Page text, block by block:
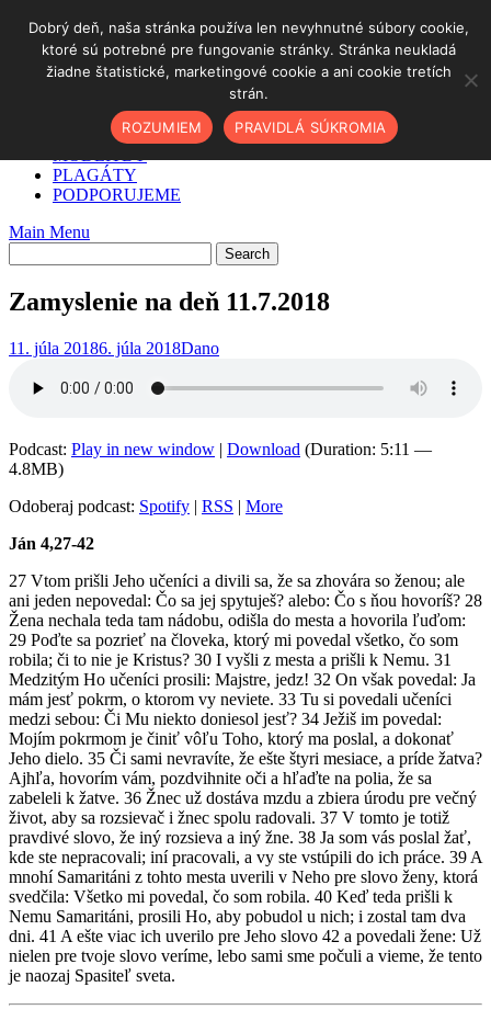
contentDOMOV
✓ AKO NA TO
PODCAST
PLAGÁTY
PODPORUJEME
Main Menu
Zamyslenie na deň 11.7.2018
11. júla 20186. júla 2018Dano
Podcast: Play in new window | Download (Duration: 5:11 —
4.8MB)
Odoberaj podcast: Spotify | RSS | More
Ján 4,27-42
27 Vtom prišli Jeho učeníci a divili sa, že sa zhovára so ženou; ale
ani jeden nepovedal: Čo sa jej spytuješ? alebo: Čo s ňou hovoríš? 28
Žena nechala teda tam nádobu, odišla do mesta a hovorila ľuďom:
29 Poďte sa pozrieť na človeka, ktorý mi povedal všetko, čo som
robila; či to nie je Kristus? 30 I vyšli z mesta a prišli k Nemu. 31
Medzitým Ho učeníci prosili: Majstre, jedz! 32 On však povedal: Ja
mám jesť pokrm, o ktorom vy neviete. 33 Tu si povedali učeníci
medzi sebou: Či Mu niekto doniesol jesť? 34 Ježiš im povedal:
Mojím pokrmom je činiť vôľu Toho, ktorý ma poslal, a dokonať
Jeho dielo. 35 Či sami nevravíte, že ešte štyri mesiace, a príde žatva?
Ajhľa, hovorím vám, pozdvihnite oči a hľaďte na polia, že sa
zabeleli k žatve. 36 Žnec už dostáva mzdu a zbiera úrodu pre večný
život, aby sa rozsievač i žnec spolu radovali. 37 V tomto je totiž
pravdivé slovo, že iný rozsieva a iný žne. 38 Ja som vás poslal žať,
kde ste nepracovali; iní pracovali, a vy ste vstúpili do ich práce. 39 A
mnohí Samaritáni z tohto mesta uverili v Neho pre slovo ženy, ktorá
svedčila: Všetko mi povedal, čo som robila. 40 Keď teda prišli k
Nemu Samaritáni, prosili Ho, aby pobudol u nich; i zostal tam dva
dni. 41 A ešte viac ich uverilo pre Jeho slovo 42 a povedali žene: Už
nielen pre tvoje slovo veríme, lebo sami sme počuli a vieme, že tento
je naozaj Spasiteľ sveta.
Dobrý deň, naša stránka používa len nevyhnutné súbory cookie,
ktoré sú potrebné pre fungovanie stránky. Stránka neukladá
žiadne štatistické, marketingové cookie a ani cookie tretích
strán.
ROZUMIEM
PRAVIDLÁ SÚKROMIA